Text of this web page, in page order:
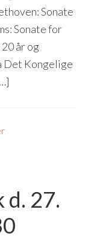
Sonate
Sonate for
år og
Det Kongelige
d. 27.